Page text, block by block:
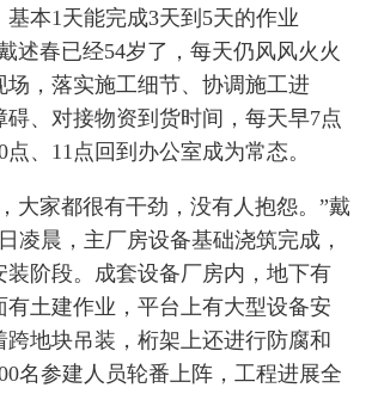
基本1天能完成3天到5天的作业
述春已经54岁了，每天仍风风火火
场，落实施工细节、协调施工进
碍、对接物资到货时间，每天早7点
、11点回到办公室成为常态。
大家都很有干劲，没有人抱怨。”戴
凌晨，主厂房设备基础浇筑完成，
装阶段。成套设备厂房内，地下有
有土建作业，平台上有大型设备安
跨地块吊装，桁架上还进行防腐和
名参建人员轮番上阵，工程进展全